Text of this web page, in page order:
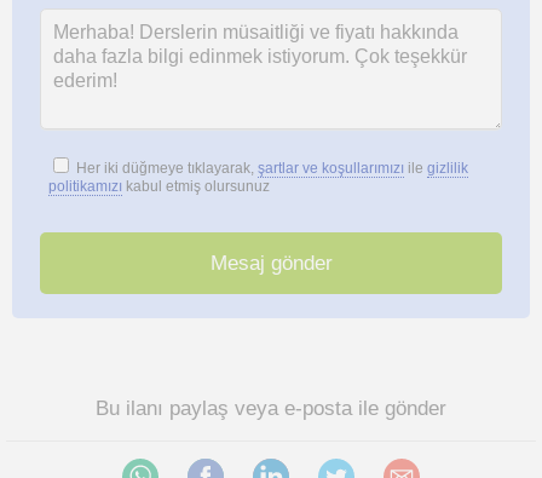
Her iki düğmeye tıklayarak, şartlar ve koşullarımızı ile gizlilik
politikamızı kabul etmiş olursunuz
Bu ilanı paylaş veya e-posta ile gönder